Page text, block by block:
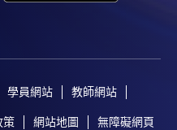
學員網站 教師網站
策 網站地圖 無障礙網頁